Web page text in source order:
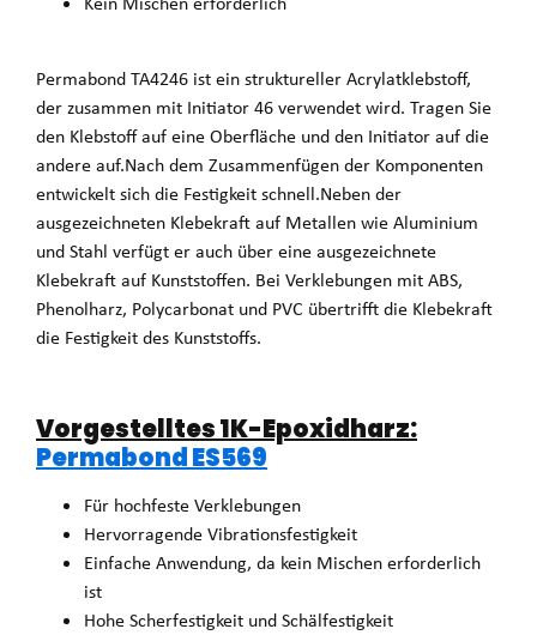
Permabond TA4246 ist ein struktureller Acrylatklebstoff,
der zusammen mit Initiator 46 verwendet wird. Tragen Sie
den Klebstoff auf eine Oberfläche und den Initiator auf die
andere auf.Nach dem Zusammenfügen der Komponenten
entwickelt sich die Festigkeit schnell.Neben der
ausgezeichneten Klebekraft auf Metallen wie Aluminium
und Stahl verfügt er auch über eine ausgezeichnete
Klebekraft auf Kunststoffen. Bei Verklebungen mit ABS,
Phenolharz, Polycarbonat und PVC übertrifft die Klebekraft
die Festigkeit des Kunststoffs.
Vorgestelltes 1K-Epoxidharz:
Permabond ES569
Für hochfeste Verklebungen
Hervorragende Vibrationsfestigkeit
Einfache Anwendung, da kein Mischen erforderlich
ist
Hohe Scherfestigkeit und Schälfestigkeit